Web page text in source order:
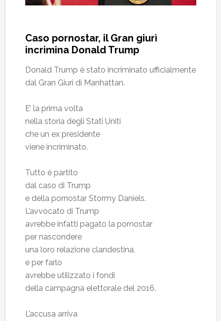
Caso pornostar, il Gran giurì
incrimina Donald Trump
Donald Trump è stato incriminato ufficialmente
dal Gran Giurì di Manhattan.
E’ la prima volta
nella storia degli Stati Uniti
che un ex presidente
viene incriminato.
Tutto è partito
dal caso di Trump
e della pornostar Stormy Daniels.
L’avvocato di Trump
avrebbe infatti pagato la pornostar
per nascondere
una loro relazione clandestina,
e per farlo
avrebbe utilizzato i fondi
della campagna elettorale del 2016.
L’accusa arriva